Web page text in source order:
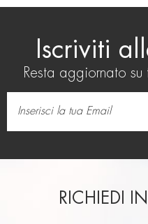
Iscriviti
Resta aggiornato
RICHIEDI